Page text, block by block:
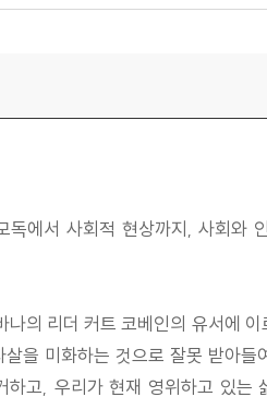
에서 사회적 현상까지, 사회와
의 리더 커트 코베인의 유서에
을 미화하는 것으로 잘못 받아
고, 우리가 현재 영위하고 있는